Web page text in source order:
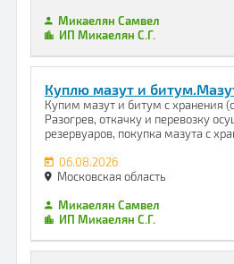
Микаелян Самвел
ИП Микаелян С.Г.
Куплю мазут и
Купим мазут и битум с хранения
Разогрев, откачку и перевозку
резервуаров, покупка мазута с
06.08.2026
Московская область
Микаелян Самвел
ИП Микаелян С.Г.